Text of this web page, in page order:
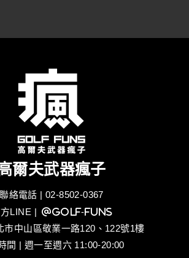
爾夫武器瘋子
聯絡電話 | 02-8502-0367
LINE | @golf-funs
市中山區敬業一路120、122號1樓
間 | 週一至週六 11:00-20:00